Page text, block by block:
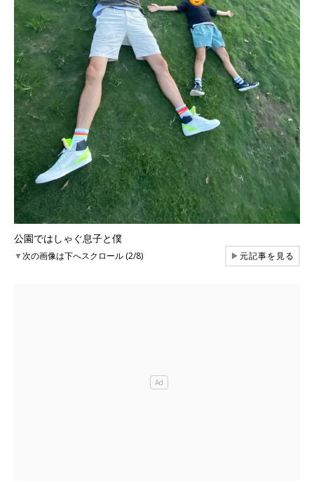
公園ではしゃぐ息子と僕
▼次の画像は下へスクロール (2/8) ▶元記事を見る